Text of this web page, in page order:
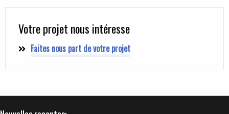
Votre projet nous intéresse
Faites nous part de votre projet